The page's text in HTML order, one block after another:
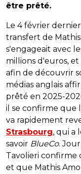
être prêté.
Le 4 février
transfert de
s'engageait avec
millions d'euros,
afin de découvrir
médias anglais
prêté en 2025-
il se confirme que
va rapidement
Strasbourg, qui a
savoir BlueCo.
Tavolieri
et que Mathis